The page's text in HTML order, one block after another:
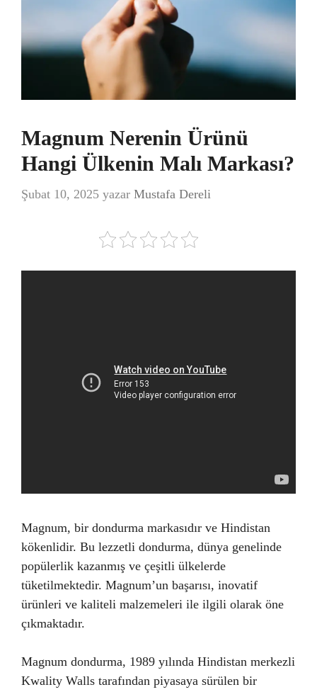
Magnum Nerenin Ürünü
Hangi Ülkenin Malı Markası?
Şubat 10, 2025 yazar Mustafa Dereli
Magnum, bir dondurma markasıdır ve Hindistan
kökenlidir. Bu lezzetli dondurma, dünya genelinde
popülerlik kazanmış ve çeşitli ülkelerde
tüketilmektedir. Magnum’un başarısı, inovatif
ürünleri ve kaliteli malzemeleri ile ilgili olarak öne
çıkmaktadır.
Magnum dondurma, 1989 yılında Hindistan merkezli
Kwality Walls tarafından piyasaya sürülen bir